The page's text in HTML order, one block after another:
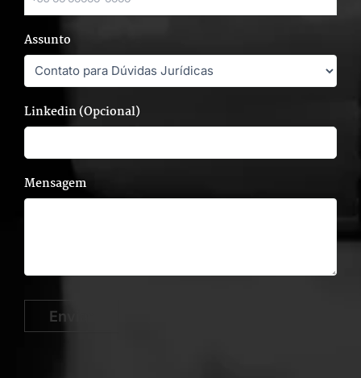
Assunto
Linkedin (Opcional)
Mensagem
Enviar